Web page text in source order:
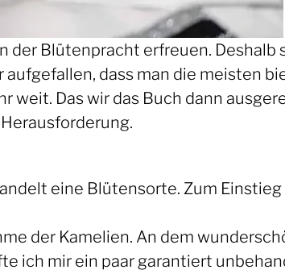
Blütenpracht erfreuen. Deshalb
dass man die meisten
weit. Das wir das Buch dann
eine Blütensorte. Zum
der Kamelien. An dem
ich mir ein paar garantiert